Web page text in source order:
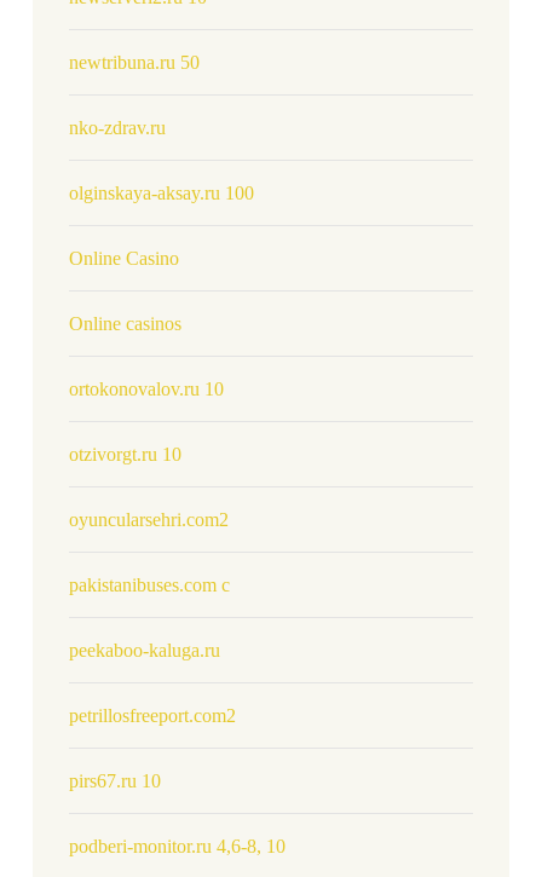
newtribuna.ru 50
nko-zdrav.ru
olginskaya-aksay.ru 100
Online Casino
Online casinos
ortokonovalov.ru 10
otzivorgt.ru 10
oyuncularsehri.com2
pakistanibuses.com c
peekaboo-kaluga.ru
petrillosfreeport.com2
pirs67.ru 10
podberi-monitor.ru 4,6-8, 10